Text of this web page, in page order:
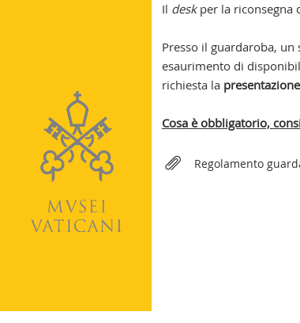
Il deskper la riconsegna
Presso il guardaroba, un
esaurimento di
richiesta la
Cosa è obbligatorio,
RelatedsRegolamento